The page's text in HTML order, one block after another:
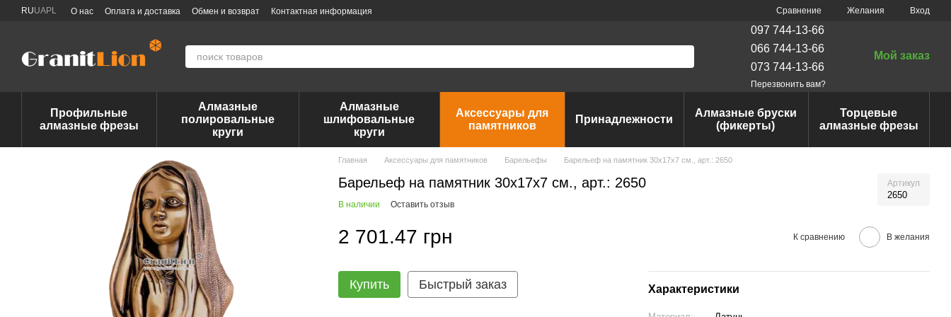
Перейти к основному контенту
RUUAPL О нас Оплата и доставка Обмен и возврат Контактная информация Сравнение Желания Вход
097 744-13-66
066 744-13-66
073 744-13-66
Перезвонить вам?
Мой заказ
Профильные
алмазные фрезы
Алмазные
полировальные
круги
Алмазные
шлифовальные
круги
Аксессуары для
памятников
Принадлежности
Алмазные бруски
(фикерты)
Торцевые
алмазные фрезы
Главная Аксессуары для памятников Барельефы Барельеф на памятник 30х17x7 см., арт.: 2650
Барельеф на памятник 30х17x7 см., арт.: 2650 Артикул
2650
В наличии Оставить отзыв
2 701.47 грн К сравнению В желания
Купить Быстрый заказ Характеристики